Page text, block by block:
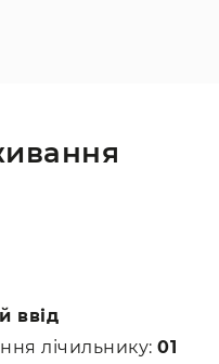
ввід
лічильнику: 01